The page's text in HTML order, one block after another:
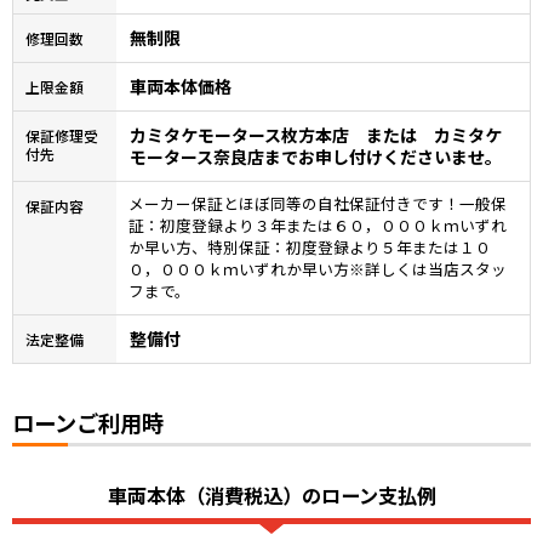
修理回数 無制限
上限金額 車両本体価格
保証修理受
付先
カミタケモータース枚方本店 または カミタケ
モータース奈良店までお申し付けくださいませ。
保証内容
メーカー保証とほぼ同等の自社保証付きです！一般保
証：初度登録より３年または６０，０００ｋｍいずれ
か早い方、特別保証：初度登録より５年または１０
０，０００ｋｍいずれか早い方※詳しくは当店スタッ
フまで。
法定整備 整備付
ローンご利用時
車両本体（消費税込）のローン支払例